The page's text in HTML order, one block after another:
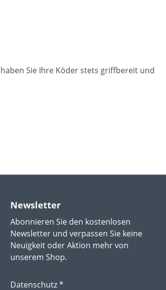
Sie Ihre Köder stets griffbereit und
Newsletter
Abonnieren Sie den kostenlosen
Newsletter und verpassen Sie keine
Neuigkeit oder Aktion mehr von
unserem Shop.
Datenschutz *